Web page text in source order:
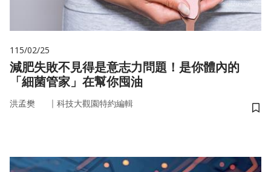
115/02/25
減肥失敗不見得是意志力問題！是你體內的
「細菌管家」在幫你囤油
洪孟樊 ｜ 科技大觀園特約編輯
儲